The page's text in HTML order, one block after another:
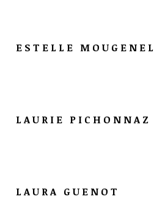
ESTELLE MOUGENEL
LAURIE PICHONNAZ
LAURA GUENOT